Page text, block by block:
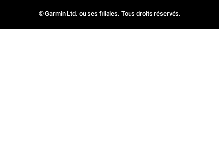
© Garmin Ltd. ou ses filiales. Tous droits réservés.